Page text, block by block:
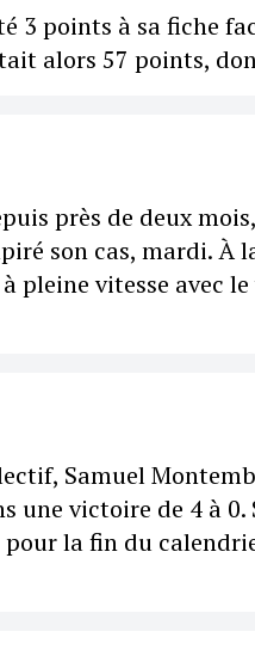
points à sa fiche
alors 57 points,
près de deux
son cas, mardi. À
pleine vitesse avec
Samuel
victoire de 4 à 0.
la fin du